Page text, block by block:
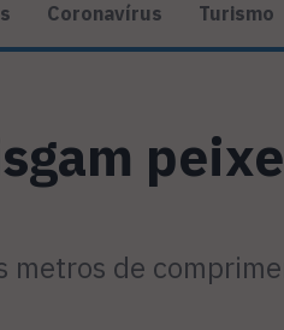
Coronavírus Turismo
peixe
metros de